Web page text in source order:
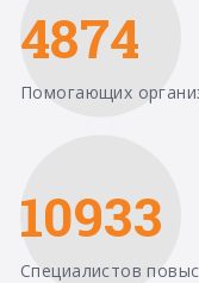
4874
Помогающих
10933
Специалистов